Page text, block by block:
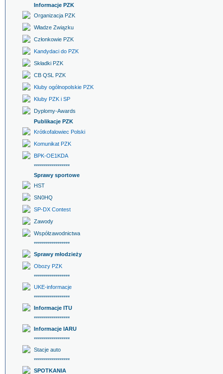
Informacje PZK
Organizacja PZK
Władze Związku
Członkowie PZK
Kandydaci do PZK
Składki PZK
CB QSL PZK
Kluby ogólnopolskie PZK
Kluby PZK i SP
Dyplomy-Awards
Publikacje PZK
Krótkofalowiec Polski
Komunikat PZK
BPK-OE1KDA
******************
Sprawy sportowe
HST
SN0HQ
SP-DX Contest
Zawody
Współzawodnictwa
******************
Sprawy młodzieży
Obozy PZK
******************
UKE-informacje
******************
Informacje ITU
******************
Informacje IARU
******************
Stacje auto
******************
SPOTKANIA